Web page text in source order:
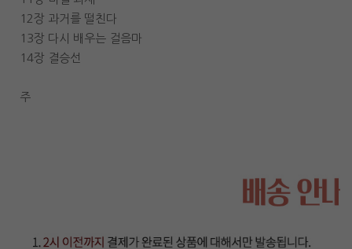
12장 과거를 떨친다
13장 다시 배우는 걸음마
14장 결승선
주